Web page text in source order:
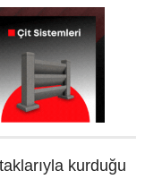
kurduğu